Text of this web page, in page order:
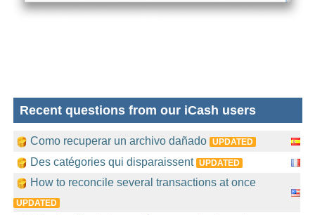
Recent questions from our iCash users
Como recuperar un archivo dañado UPDATED
Des catégories qui disparaissent UPDATED
How to reconcile several transactions at once
UPDATED